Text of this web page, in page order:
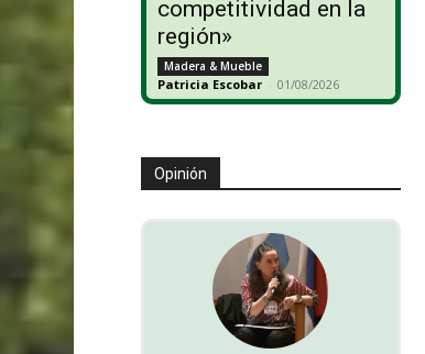
competitividad en la
región»
Madera & Mueble
Patricia Escobar - 01/08/2026
Opinión